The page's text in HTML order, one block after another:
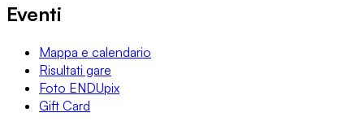
Eventi
Mappa e calendario
Risultati gare
Foto ENDUpix
Gift Card